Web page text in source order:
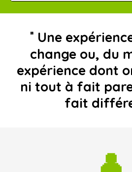
" Une
change ou, du
expérience dont
ni tout à fait
fait
👤